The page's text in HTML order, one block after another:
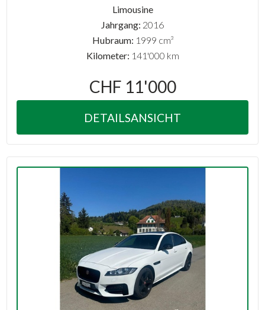
Limousine
Jahrgang: 2016
Hubraum: 1999 cm³
Kilometer: 141'000 km
CHF 11'000
DETAILSANSICHT